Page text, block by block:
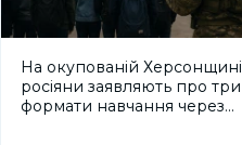
На окупованій Херсонщині
росіяни заявляють про три
формати навчання через